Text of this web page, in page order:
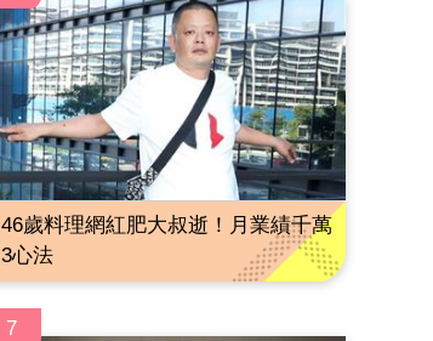
46歲料理網紅肥大叔逝！月業績千萬
3心法
7